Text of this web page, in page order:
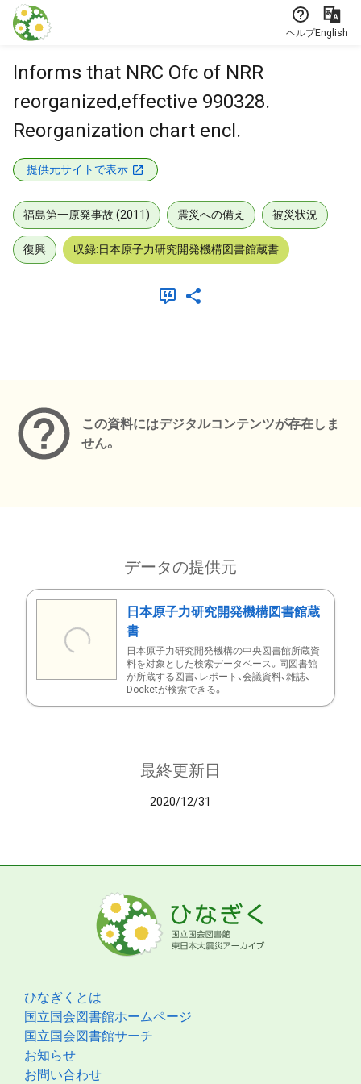
本文に飛ぶ
ヘルプEnglish
Informs that NRC Ofc of NRR
reorganized,effective 990328.
Reorganization chart encl.
提供元サイトで表示
福島第一原発事故 (2011) 震災への備え 被災状況
復興 収録:日本原子力研究開発機構図書館蔵書
この資料にはデジタルコンテンツが存在しま
せん。
データの提供元
日本原子力研究開発機構図書館蔵
書
日本原子力研究開発機構の中央図書館所蔵資
料を対象とした検索データベース。同図書館
が所蔵する図書、レポート、会議資料、雑誌、
Docketが検索できる。
最終更新日
2020/12/31
ひなぎくとは
国立国会図書館ホームページ
国立国会図書館サーチ
お知らせ
お問い合わせ